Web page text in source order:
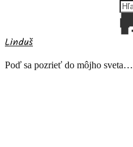
Linduš
Poď sa pozrieť do môjho sveta…